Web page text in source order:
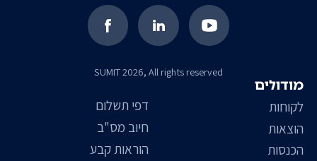
SUMIT 2026, All rights reserved
דפי תשלום
חיוב מס"ב
הוראות קבע
מודולים
לקוחות
הוצאות
הכנסות